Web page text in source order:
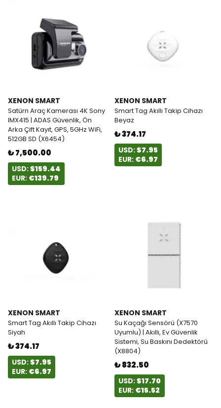
XENON SMART
Satürn Araç Kamerası 4K Sony
IMX415 | ADAS Güvenlik, Ön
Arka Çift Kayıt, GPS, 5GHz WiFi,
512GB SD (X6454)
₺ 7,500.00
USD:$159.44
EUR: €139.79
XENON SMART
Smart Tag Akıllı Takip Cihazı
Beyaz
₺ 374.17
USD:$7.95
EUR: €6.97
XENON SMART
Smart Tag Akıllı Takip Cihazı
Siyah
₺ 374.17
USD:$7.95
EUR: €6.97
XENON SMART
Su Kaçağı Sensörü (X7570
Uyumlu) | Akıllı, Ev Güvenlik
Sistemi, Su Baskını Dedektörü
(X8804)
₺ 832.50
USD:$17.70
EUR: €15.52